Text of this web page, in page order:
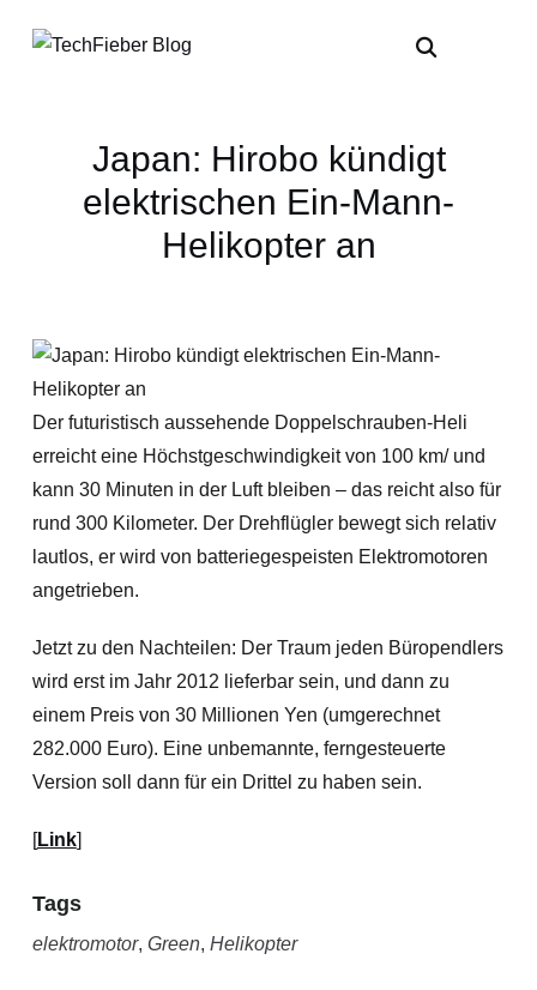
Japan: Hirobo kündigt
elektrischen Ein-Mann-
Helikopter an
Der futuristisch aussehende Doppelschrauben-Heli
erreicht eine Höchstgeschwindigkeit von 100 km/ und
kann 30 Minuten in der Luft bleiben – das reicht also für
rund 300 Kilometer. Der Drehflügler bewegt sich relativ
lautlos, er wird von batteriegespeisten Elektromotoren
angetrieben.
Jetzt zu den Nachteilen: Der Traum jeden Büropendlers
wird erst im Jahr 2012 lieferbar sein, und dann zu
einem Preis von 30 Millionen Yen (umgerechnet
282.000 Euro). Eine unbemannte, ferngesteuerte
Version soll dann für ein Drittel zu haben sein.
[Link]
Tags
elektromotor, Green, Helikopter